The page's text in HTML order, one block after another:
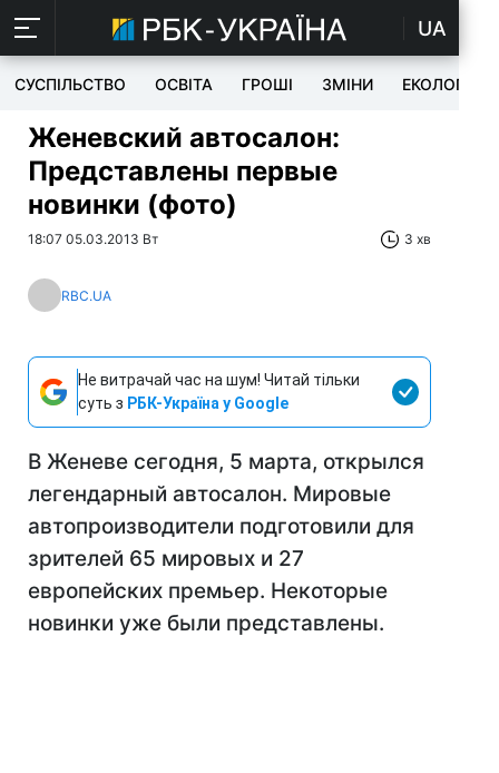
UA
СУСПІЛЬСТВО ОСВІТА ГРОШІ ЗМІНИ ЕКОЛОГІЯ
Женевский автосалон:
Представлены первые
новинки (фото)
18:07 05.03.2013 Вт 3 хв
RBC.UA
Не витрачай час на шум! Читай тільки
суть з РБК-Україна у Google
В Женеве сегодня, 5 марта, открылся
легендарный автосалон. Мировые
автопроизводители подготовили для
зрителей 65 мировых и 27
европейских премьер. Некоторые
новинки уже были представлены.